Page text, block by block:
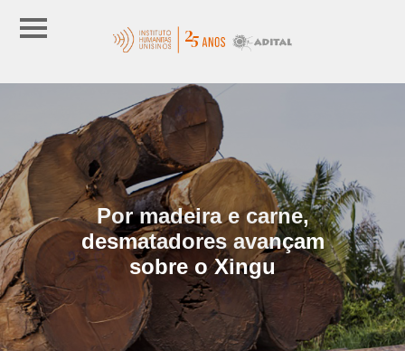
Por madeira e carne,
desmatadores avançam
sobre o Xingu